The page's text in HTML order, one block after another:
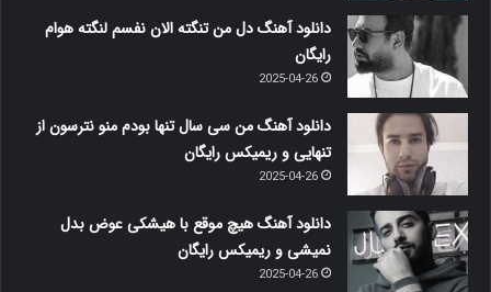
دانلود آهنگ دل من تنگته الان نفسم لنگته هوام
رایگان
2025-04-26
دانلود آهنگ من سی سال تنها بودم منو نترسون از
تنهایی و ریمیکس رایگان
2025-04-26
دانلود آهنگ هیچ موقع با هیشکی عوض بدل
نمیشی و ریمیکس رایگان
2025-04-26